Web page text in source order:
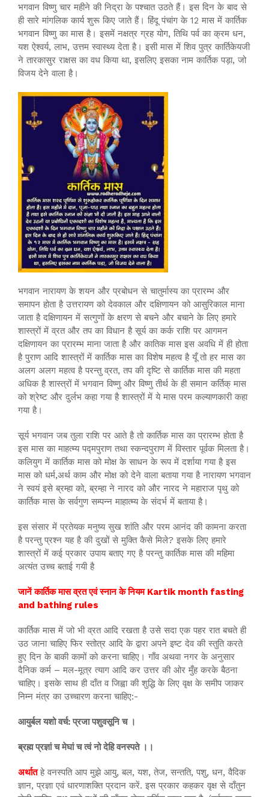
भगवान विष्णु चार महीने की निद्रा के पश्चात उठते हैं। इस दिन के बाद से
ही सारे मांगलिक कार्य शुरू किए जाते हैं। हिंदू पंचांग के 12 मास में कार्तिक
भगवान विष्णु का मास है। इसमें नक्षत्र ग्रह योग, तिथि पर्व का क्रम धन,
यश ऐश्वर्य, लाभ, उत्तम स्वास्थ्य देता है। इसी मास में शिव पुत्र कार्तिकेयजी
ने तारकासुर राक्षस का वध किया था, इसलिए इसका नाम कार्तिक पड़ा, जो
विजय देने वाला है।
भगवान नारायण के शयन और प्रबोधन से चातुर्मास्य का प्रारम्भ और
समापन होता है उत्तरायण को देवकाल और दक्षिणायन को आसुरिकाल माना
जाता है दक्षिणायन में सत्गुणों के क्षरण से बचने और बचाने के लिए हमारे
शास्त्रों में व्रत और तप का विधान है सूर्य का कर्क राशि पर आगमन
दक्षिणायन का प्रारम्भ माना जाता है और कातिक मास इस अवधि में ही होता
है पुराण आदि शास्त्रों में कार्तिक मास का विशेष महत्व है यूँ तो हर मास का
अलग अलग महत्व है परन्तु व्रत, तप की दृष्टि से कार्तिक मास की महता
अधिक है शास्त्रों में भगवान विष्णु और विष्णु तीर्थ के ही समान कर्तिक् मास
को श्रेष्ट और दुर्लभ कहा गया है शास्त्रों में ये मास परम कल्याणकारी कहा
गया है।
सूर्य भगवान जब तुला राशि पर आते है तो कार्तिक मास का प्रारम्भ होता है
इस मास का माहत्म्य पद्मपुराण तथा स्कन्दपुराण में विस्तार पूर्वक मिलता है।
कलियुग में कार्तिक मास को मोक्ष के साधन के रूप में दर्शाया गया है इस
मास को धर्म,अर्थ काम और मोक्ष को देने वाला बताया गया है नारायण भगवान
ने स्वयं इसे ब्रम्हा को, ब्रम्हा ने नारद को और नारद ने महाराज पृथु को
कार्तिक मास के सर्वगुण सम्पन्न माहात्म्य के संदर्भ में बताया है।
इस संसार में प्रतेयक मनुष्य सुख शांति और परम आनंद की कामना करता
है परन्तु प्रश्न यह है की दुखों से मुक्ति कैसे मिले? इसके लिए हमारे
शास्त्रों में कई प्रकार उपाय बताए गए है परन्तु कार्तिक मास की महिमा
अत्यंत उच्च बताई गयी है
जानें कार्तिक मास व्रत एवं स्नान के नियम Kartik month fasting
and bathing rules
कार्तिक मास में जो भी व्रत आदि रखता है उसे सदा एक पहर रात बचते ही
उठ जाना चाहिए फिर स्तोत्र आदि के द्वारा अपने इष्ट देव की स्तुति करते
हुए दिन के बाकी कामों को करना चाहिए। गाँव अथवा नगर के अनुसार
दैनिक कर्म – मल-मूत्र त्याग आदि कर उत्तर की ओर मुँह करके बैठना
चाहिए। इसके साथ ही दाँत व जिह्वा की शुद्धि के लिए वृक्ष के समीप जाकर
निम्न मंत्र का उच्चारण करना चाहिए:-
आयुर्बल यशो वर्च: प्रजा पशुवसूनि च ।
ब्रह्म प्रज्ञां च मेघां च त्वं नो देहि वनस्पते ।।
अर्थातहे वनस्पति आप मुझे आयु, बल, यश, तेज, सन्तति, पशु, धन, वैदिक
ज्ञान, प्रज्ञा एवं धारणाशक्ति प्रदान करें. इस प्रकार कहकर वृक्ष से दाँतुन